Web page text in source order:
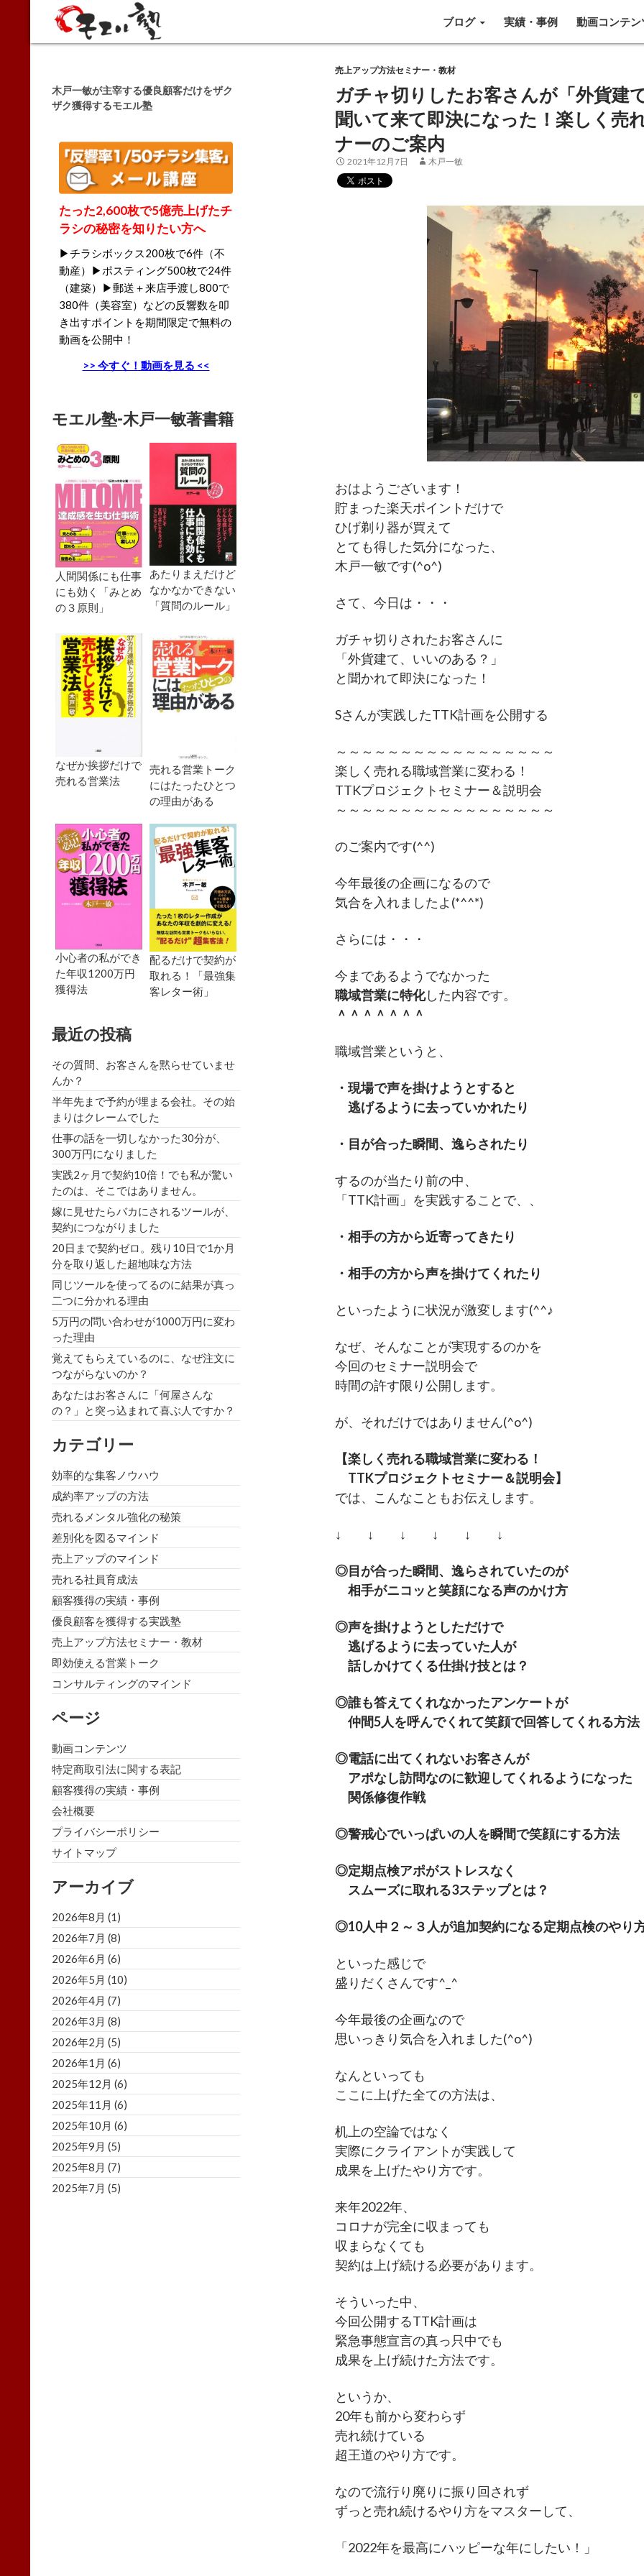
Search
ブログ
実績・事例 動画コンテン
売上アップ方法セミナー・教材
ガチャ切りしたお客さんが「外貨建
聞いて来て即決になった！楽しく売
ナーのご案内
2021年12月7日 木戸一敏
おはようございます！
貯まった楽天ポイントだけで
ひげ剃り器が買えて
とても得した気分になった、
木戸一敏です(^o^)
さて、今日は・・・
ガチャ切りされたお客さんに
「外貨建て、いいのある？」
と聞かれて即決になった！
Sさんが実践したTTK計画を公開する
～～～～～～～～～～～～～～～～～
楽しく売れる職域営業に変わる！
TTKプロジェクトセミナー＆説明会
～～～～～～～～～～～～～～～～～
のご案内です(^^)
今年最後の企画になるので
気合を入れましたよ(*^^*)
さらには・・・
今まであるようでなかった
職域営業に特化した内容です。
＾＾＾＾＾＾＾
職域営業というと、
・現場で声を掛けようとすると
逃げるように去っていかれたり
・目が合った瞬間、逸らされたり
するのが当たり前の中、
「TTK計画」を実践することで、、
・相手の方から近寄ってきたり
・相手の方から声を掛けてくれたり
といったように状況が激変します(^^♪
なぜ、そんなことが実現するのかを
今回のセミナー説明会で
時間の許す限り公開します。
が、それだけではありません(^o^)
【楽しく売れる職域営業に変わる！
TTKプロジェクトセミナー＆説明会】
では、こんなこともお伝えします。
↓ ↓ ↓ ↓ ↓ ↓
◎目が合った瞬間、逸らされていたのが
相手がニコッと笑顔になる声のかけ方
◎声を掛けようとしただけで
逃げるように去っていた人が
話しかけてくる仕掛け技とは？
◎誰も答えてくれなかったアンケートが
仲間5人を呼んでくれて笑顔で回答してくれる方法
◎電話に出てくれないお客さんが
アポなし訪問なのに歓迎してくれるようになった
関係修復作戦
◎警戒心でいっぱいの人を瞬間で笑顔にする方法
◎定期点検アポがストレスなく
スムーズに取れる3ステップとは？
◎10人中２～３人が追加契約になる定期点検のやり
といった感じで
盛りだくさんです^_^
今年最後の企画なので
思いっきり気合を入れました(^o^)
なんといっても
ここに上げた全ての方法は、
机上の空論ではなく
実際にクライアントが実践して
成果を上げたやり方です。
来年2022年、
コロナが完全に収まっても
収まらなくても
契約は上げ続ける必要があります。
そういった中、
今回公開するTTK計画は
緊急事態宣言の真っ只中でも
成果を上げ続けた方法です。
というか、
20年も前から変わらず
売れ続けている
超王道のやり方です。
なので流行り廃りに振り回されず
ずっと売れ続けるやり方をマスターして、
「2022年を最高にハッピーな年にしたい！」
木戸一敏が主宰する優良顧客だけをザク
ザク獲得するモエル塾
たった2,600枚で5億売上げたチ
ラシの秘密を知りたい方へ
▶チラシボックス200枚で6件（不
動産）▶ポスティング500枚で24件
（建築）▶郵送＋来店手渡し800で
380件（美容室）などの反響数を叩
き出すポイントを期間限定で無料の
動画を公開中！
>> 今すぐ！動画を見る <<
モエル塾-木戸一敏著書籍
人間関係にも仕事
にも効く「みとめ
の３原則」
あたりまえだけど
なかなかできない
「質問のルール」
なぜか挨拶だけで
売れる営業法
売れる営業トーク
にはたったひとつ
の理由がある
小心者の私ができ
た年収1200万円
獲得法
配るだけで契約が
取れる！「最強集
客レター術」
最近の投稿
その質問、お客さんを黙らせていませ
んか？
半年先まで予約が埋まる会社。その始
まりはクレームでした
仕事の話を一切しなかった30分が、
300万円になりました
実践2ヶ月で契約10倍！でも私が驚い
たのは、そこではありません。
嫁に見せたらバカにされるツールが、
契約につながりました
20日まで契約ゼロ。残り10日で1か月
分を取り返した超地味な方法
同じツールを使ってるのに結果が真っ
二つに分かれる理由
5万円の問い合わせが1000万円に変わ
った理由
覚えてもらえているのに、なぜ注文に
つながらないのか？
あなたはお客さんに「何屋さんな
の？」と突っ込まれて喜ぶ人ですか？
カテゴリー
効率的な集客ノウハウ
成約率アップの方法
売れるメンタル強化の秘策
差別化を図るマインド
売上アップのマインド
売れる社員育成法
顧客獲得の実績・事例
優良顧客を獲得する実践塾
売上アップ方法セミナー・教材
即効使える営業トーク
コンサルティングのマインド
ページ
動画コンテンツ
特定商取引法に関する表記
顧客獲得の実績・事例
会社概要
プライバシーポリシー
サイトマップ
アーカイブ
2026年8月 (1)
2026年7月 (8)
2026年6月 (6)
2026年5月 (10)
2026年4月 (7)
2026年3月 (8)
2026年2月 (5)
2026年1月 (6)
2025年12月 (6)
2025年11月 (6)
2025年10月 (6)
2025年9月 (5)
2025年8月 (7)
2025年7月 (5)